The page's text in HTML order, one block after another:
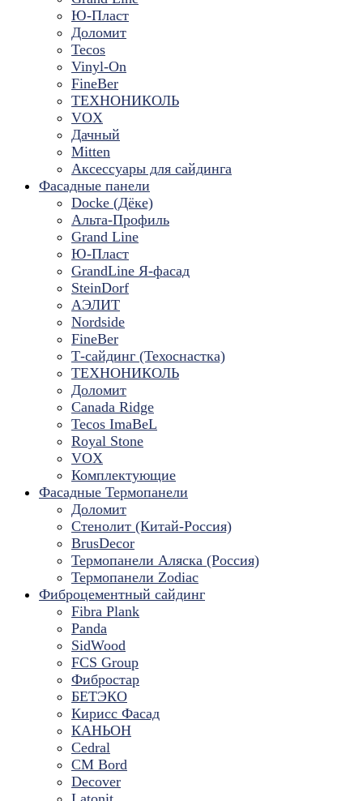
Ю-Пласт
Доломит
Tecos
Vinyl-On
FineBer
ТЕХНОНИКОЛЬ
VOX
Дачный
Mitten
Аксессуары для сайдинга
Фасадные панели
Docke (Дёке)
Альта-Профиль
Grand Line
Ю-Пласт
GrandLine Я-фасад
SteinDorf
АЭЛИТ
Nordside
FineBer
Т-сайдинг (Техоснастка)
ТЕХНОНИКОЛЬ
Доломит
Canada Ridge
Tecos ImaBeL
Royal Stone
VOX
Комплектующие
Фасадные Термопанели
Доломит
Стенолит (Китай-Россия)
BrusDecor
Термопанели Аляска (Россия)
Термопанели Zodiac
Фиброцементный сайдинг
Fibra Plank
Panda
SidWood
FCS Group
Фибростар
БЕТЭКО
Кирисс Фасад
КАНЬОН
Cedral
CM Bord
Decover